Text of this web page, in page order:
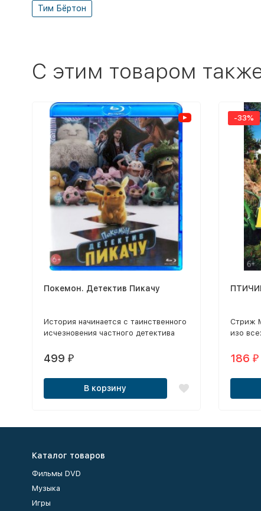
Тим Бёртон
C этим товаром
Покемон. Детектив Пикачу
История начинается с таинственного
исчезновения частного детектива
расследовать которое предстоит
499 ₽
В корзину
-33%
Стриж
изо
же, как
186₽
Каталог товаров
Фильмы DVD
Музыка
Игры